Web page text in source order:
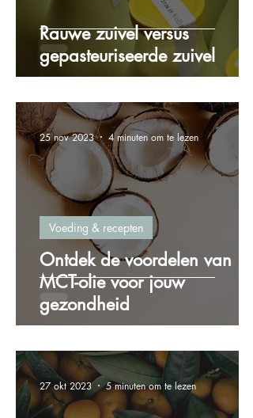
Rauwe zuivel versus
gepasteuriseerde zuivel
Ontdek de voordelen van
MCT-olie voor jouw
gezondheid
Voeding & recepten
25 nov 2023 4 minuten om te lezen
27 okt 2023 5 minuten om te lezen